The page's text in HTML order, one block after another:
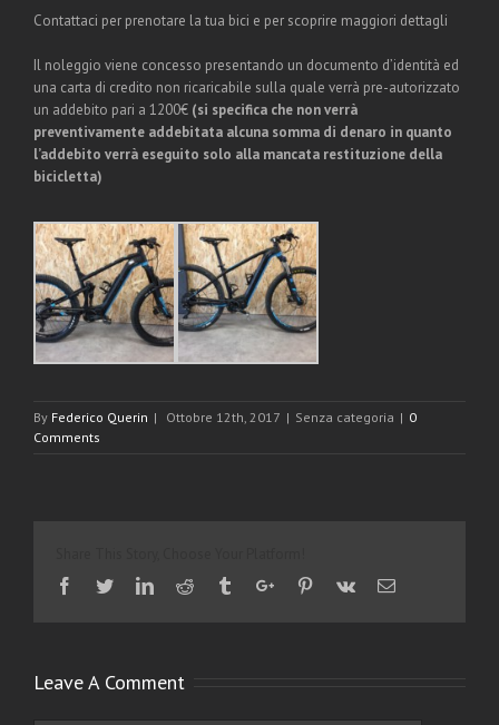
Contattaci per prenotare la tua bici e per scoprire maggiori dettagli
Il noleggio viene concesso presentando un documento d’identità ed
una carta di credito non ricaricabile sulla quale verrà pre-autorizzato
un addebito pari a 1200€ (si specifica che non verrà
preventivamente addebitata alcuna somma di denaro in quanto
l’addebito verrà eseguito solo alla mancata restituzione della
bicicletta)
By Federico Querin | Ottobre 12th, 2017 | Senza categoria | 0
Comments
Facebook
TwitterLinkedinReddit TumblrGoogle+Pinterest
Vk Email
Leave A Comment